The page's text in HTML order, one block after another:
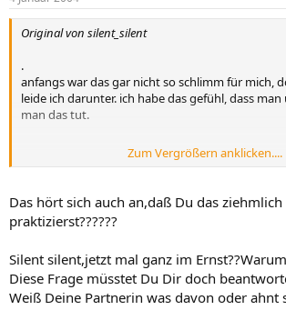
Original von silent_silent
.
anfangs war das gar nicht so schlimm für mich,
leide ich darunter. ich habe das gefühl, dass
man das tut.
Zum Vergrößern anklicken....
Das hört sich auch an,daß Du das
praktizierst??????
Silent silent,jetzt mal ganz im
Diese Frage müsstet Du Dir doch
Weiß Deine Partnerin was davon oder ahnt